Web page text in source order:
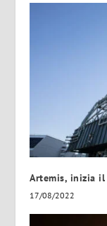
Artemis, inizia
17/08/2022